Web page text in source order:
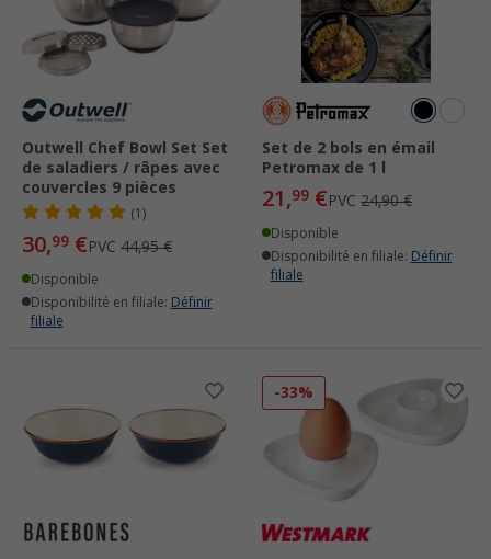
Outwell Chef Bowl Set Set
de saladiers / râpes avec
couvercles 9 pièces
(1)
30,99 €PVC 44,95 €
Disponible
Disponibilité en filiale: Définir
filiale
Set de 2 bols en émail
Petromax de 1 l
21,99 €PVC 24,90 €
Disponible
Disponibilité en filiale: Définir
filiale
-33%